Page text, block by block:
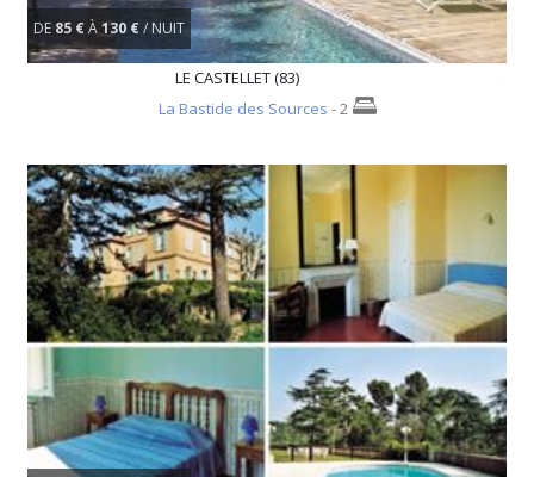
DE 85 €À130 €/ NUIT
LE CASTELLET (83)
La Bastide des Sources - 2